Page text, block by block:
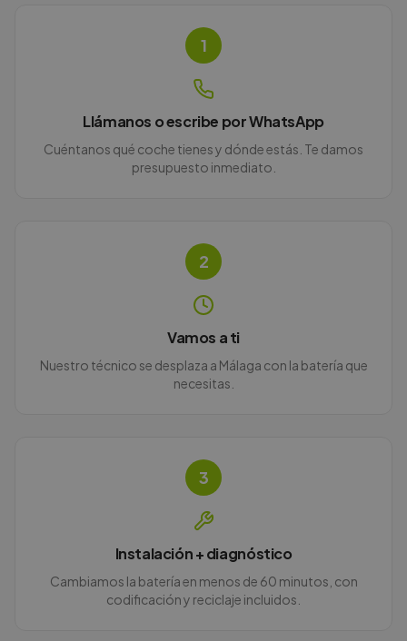
1
Llámanos o escribe por WhatsApp
Cuéntanos qué coche tienes y dónde estás. Te damos
presupuesto inmediato.
2
Vamos a ti
Nuestro técnico se desplaza a Málaga con la batería que
necesitas.
3
Instalación + diagnóstico
Cambiamos la batería en menos de 60 minutos, con
codificación y reciclaje incluidos.